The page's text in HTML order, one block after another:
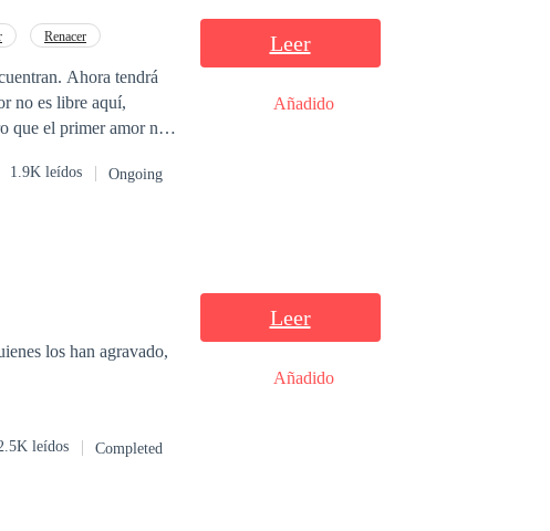
Renacer
Ahora tendrá
no es libre aquí,
que el primer amor no
1.9K leídos Ongoing
Leer
Añadido
los han agravado,
leídos Completed
Leer
Añadido